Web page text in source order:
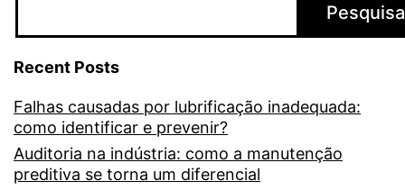
Recent Posts
Falhas causadas por lubrificação inadequada:
como identificar e prevenir?
Auditoria na indústria: como a manutenção
preditiva se torna um diferencial